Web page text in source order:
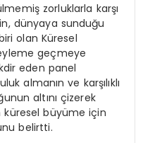
zorluklarla karşı
dünyaya sunduğu
olan Küresel
geçmeye
eden panel
almanın ve karşılıklı
altını çizerek
küresel büyüme için
belirtti.